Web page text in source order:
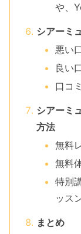
や、
シアーミ
悪い
良い
口コ
シアーミ
方法
無料
無料
特別
ッス
まとめ